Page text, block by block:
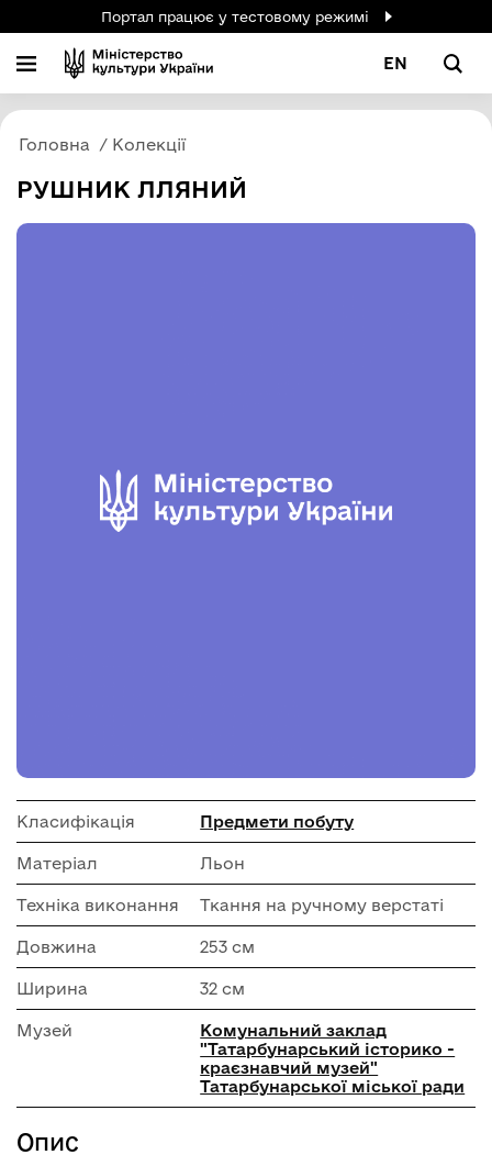
Портал працює у тестовому режимі
EN
Головна Колекції
РУШНИК ЛЛЯНИЙ
Класифікація Предмети побуту
Матеріал Льон
Техніка виконання Ткання на ручному верстаті
Довжина 253 см
Ширина 32 см
Музей
Комунальний заклад
"Татарбунарський історико -
краєзнавчий музей"
Татарбунарської міської ради
Опис